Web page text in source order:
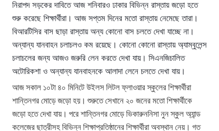
নিরাপদ সড়কের দাবিতে আজ শনিবারও ঢাকার বিভিন্ন রাস্তায় জড়ো হতে
শুরু করেছে শিক্ষার্থীরা। আজ সপ্তম দিনের মতো রাস্তায় নেমেছে তারা।
বিআরটিসির বাস ছাড়া রাস্তায় অন্য কোনো বাস চলতে দেখা যাচ্ছে না।
অন্যান্য যানবাহন চলাচলও কম রয়েছে। কোনো কোনো রাস্তায় অ্যাম্বুলেন্স
চলাচলের জন্য আজও জরুরি লেন করতে দেখা যায়। সিএনজিচালিত
অটোরিকশা ও অন্যান্য যানবাহনকে আলাদা লেনে চলতে দেখা যায়।
আজ সকাল ১০টা ৪০ মিনিটে উইলস লিটল ফ্লাওয়ার স্কুলের শিক্ষার্থীরা
শান্তিনগর মোড়ে জড়ো হয়। শুরুতে সেখানে ২০ জনের মতো শিক্ষার্থীকে
জড়ো হতে দেখা যায়। পরে শান্তিনগর মোড়ে ভিকারুননিসা নুন স্কুল অ্যান্ড
কলেজের ছাত্রীসহ বিভিন্ন শিক্ষাপ্রতিষ্ঠানের শিক্ষার্থীরা অবস্থান নেয়। গত